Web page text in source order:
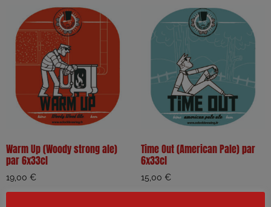
Warm Up (Woody strong ale)
par 6x33cl
19,00 €
Time Out (American Pale) par
6x33cl
15,00 €